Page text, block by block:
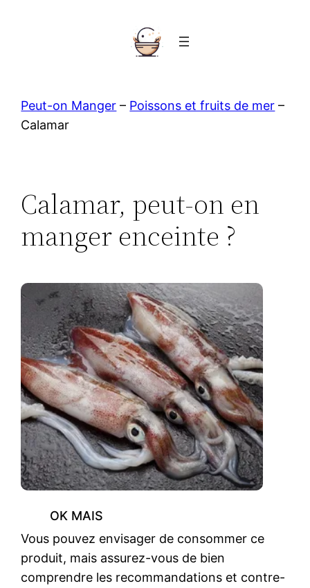
Peut-on Manger – Poissons et fruits de mer –
Calamar
Calamar, peut-on en
manger enceinte ?
OK MAIS
Vous pouvez envisager de consommer ce
produit, mais assurez-vous de bien
comprendre les recommandations et contre-